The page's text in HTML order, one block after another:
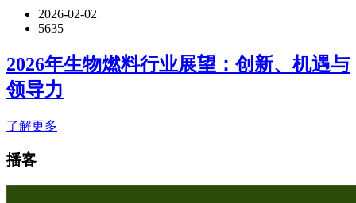
2026-02-02
5635
2026年生物燃料行业展望：创新、机遇与
领导力
了解更多
播客